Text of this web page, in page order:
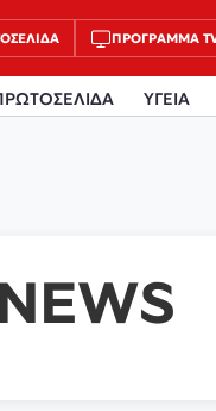
ΠΡΌΓΡΑΜΜΑ
ΥΓΕΙΑ